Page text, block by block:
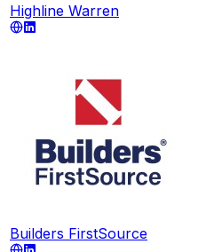
Highline Warren
Builders FirstSource